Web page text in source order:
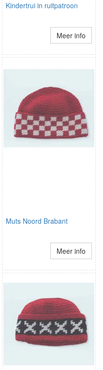
Kindertrui in ruitpatroon
Meer info
Muts Noord Brabant
Meer info